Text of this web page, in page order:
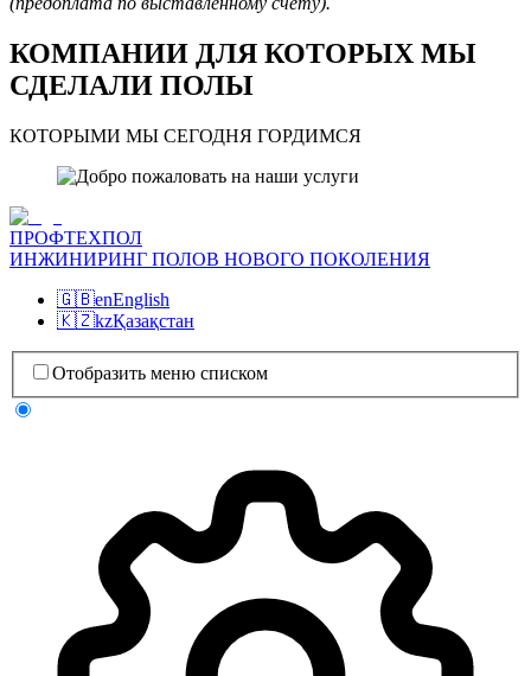
КОМПАНИИ ДЛЯ КОТОРЫХ МЫ
СДЕЛАЛИ ПОЛЫ
КОТОРЫМИ МЫ СЕГОДНЯ ГОРДИМСЯ
ПРОФТЕХПОЛ
ИНЖИНИРИНГ ПОЛОВ НОВОГО ПОКОЛЕНИЯ
🇬🇧enEnglish
🇰🇿kzҚазақстан
Отобразить меню списком